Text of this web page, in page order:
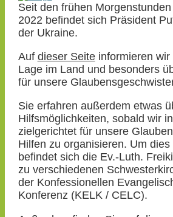
Seit den frühen
2022 befindet sich Präsident
der Ukraine.
Auf dieser Seiteinformieren wir
Lage im Land und besonders
für unsere
Sie erfahren außerdem etwas
Hilfsmöglichkeiten, sobald wir
zielgerichtet für unsere
Hilfen zu organisieren. Um
befindet sich die Ev.-Luth.
zu verschiedenen
der Konfessionellen
Konferenz (KELK / CELC).